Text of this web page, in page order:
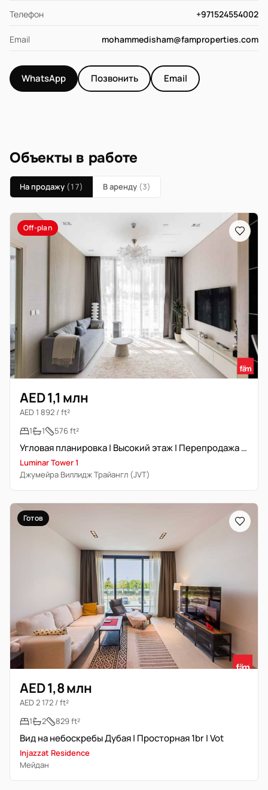
Телефон +971524554002
Email mohammedisham@famproperties.com
WhatsApp Позвонить Email
Объекты в работе
На продажу (17) В аренду (3)
Off-plan
AED 1,1 млн
AED 1 892 / ft²
1
1 576 ft²
Угловая планировка | Высокий этаж | Перепродажа | Близко к сдаче
Luminar Tower 1
Джумейра Виллидж Трайангл (JVT)
Готов
AED 1,8 млн
AED 2 172 / ft²
1
2 829 ft²
Вид на небоскребы Дубая | Просторная 1br | Vot
Injazzat Residence
Мейдан